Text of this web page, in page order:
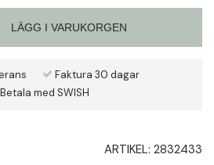
LÄGG I VARUKORGEN
Faktura 30 dagar
Betala med SWISH
ARTIKEL: 2832433